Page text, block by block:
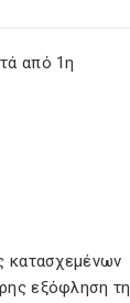
από 1η
κατασχεμένων
εξόφληση